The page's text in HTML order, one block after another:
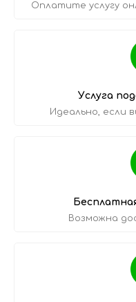
Оплатите услугу
Услуга
Идеально, если
Возможна